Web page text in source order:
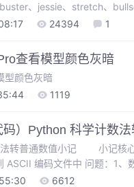
、jessie、stretch、
debian 10stretch ——
24394 1
查看模型颜色灰暗
型颜色灰暗
1119
码）Python 科学计数
转普通数值小记 小记核心
ASCII 编码文件中 问题：1
再做正则匹配，再重新补全
6612